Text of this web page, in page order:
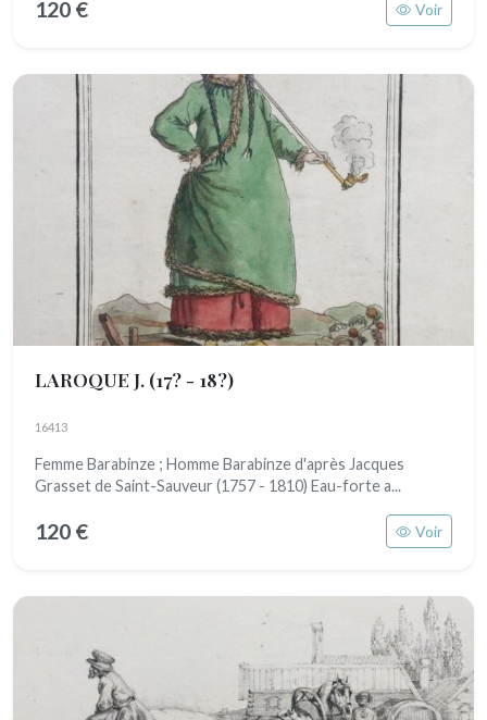
120 € Voir
LAROQUE J. (17? - 18?)
16413
Femme Barabinze ; Homme Barabinze d'après Jacques
Grasset de Saint-Sauveur (1757 - 1810) Eau-forte a...
120 € Voir